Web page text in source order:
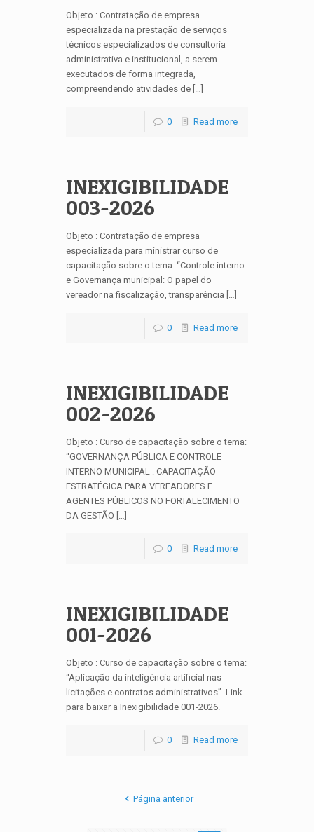
Objeto : Contratação de empresa
especializada na prestação de serviços
técnicos especializados de consultoria
administrativa e institucional, a serem
executados de forma integrada,
compreendendo atividades de […]
0 Read more
INEXIGIBILIDADE
003-2026
Objeto : Contratação de empresa
especializada para ministrar curso de
capacitação sobre o tema: “Controle interno
e Governança municipal: O papel do
vereador na fiscalização, transparência […]
0 Read more
INEXIGIBILIDADE
002-2026
Objeto : Curso de capacitação sobre o tema:
“GOVERNANÇA PÚBLICA E CONTROLE
INTERNO MUNICIPAL : CAPACITAÇÃO
ESTRATÉGICA PARA VEREADORES E
AGENTES PÚBLICOS NO FORTALECIMENTO
DA GESTÃO […]
0 Read more
INEXIGIBILIDADE
001-2026
Objeto : Curso de capacitação sobre o tema:
“Aplicação da inteligência artificial nas
licitações e contratos administrativos”. Link
para baixar a Inexigibilidade 001-2026.
0 Read more
Página anterior